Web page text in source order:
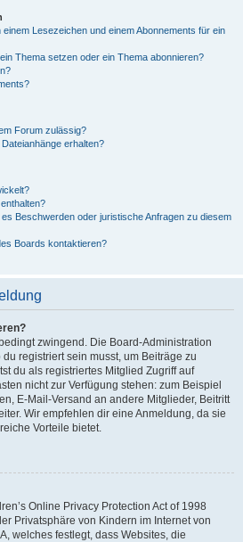
Lesezeichen und einem Abonnements für ein
Thema setzen oder ein Thema abonnieren?
Forum zulässig?
erhalten?
Beschwerden oder juristische Anfragen zu diesem
Boards kontaktieren?
zwingend. Die Board-Administration
registriert sein musst, um Beiträge zu
du als registriertes Mitglied Zugriff auf
nicht zur Verfügung stehen: zum Beispiel
E-Mail-Versand an andere Mitglieder, Beitritt
Wir empfehlen dir eine Anmeldung, da sie
Vorteile bietet.
Online Privacy Protection Act of 1998
Privatsphäre von Kindern im Internet von
welches festlegt, dass Websites, die